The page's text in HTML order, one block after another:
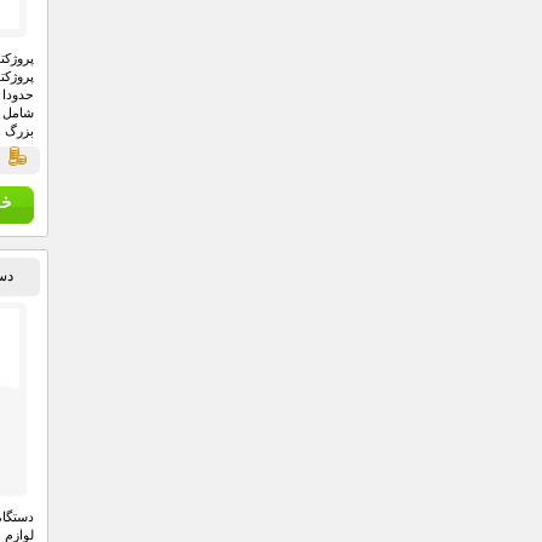
بزرگ